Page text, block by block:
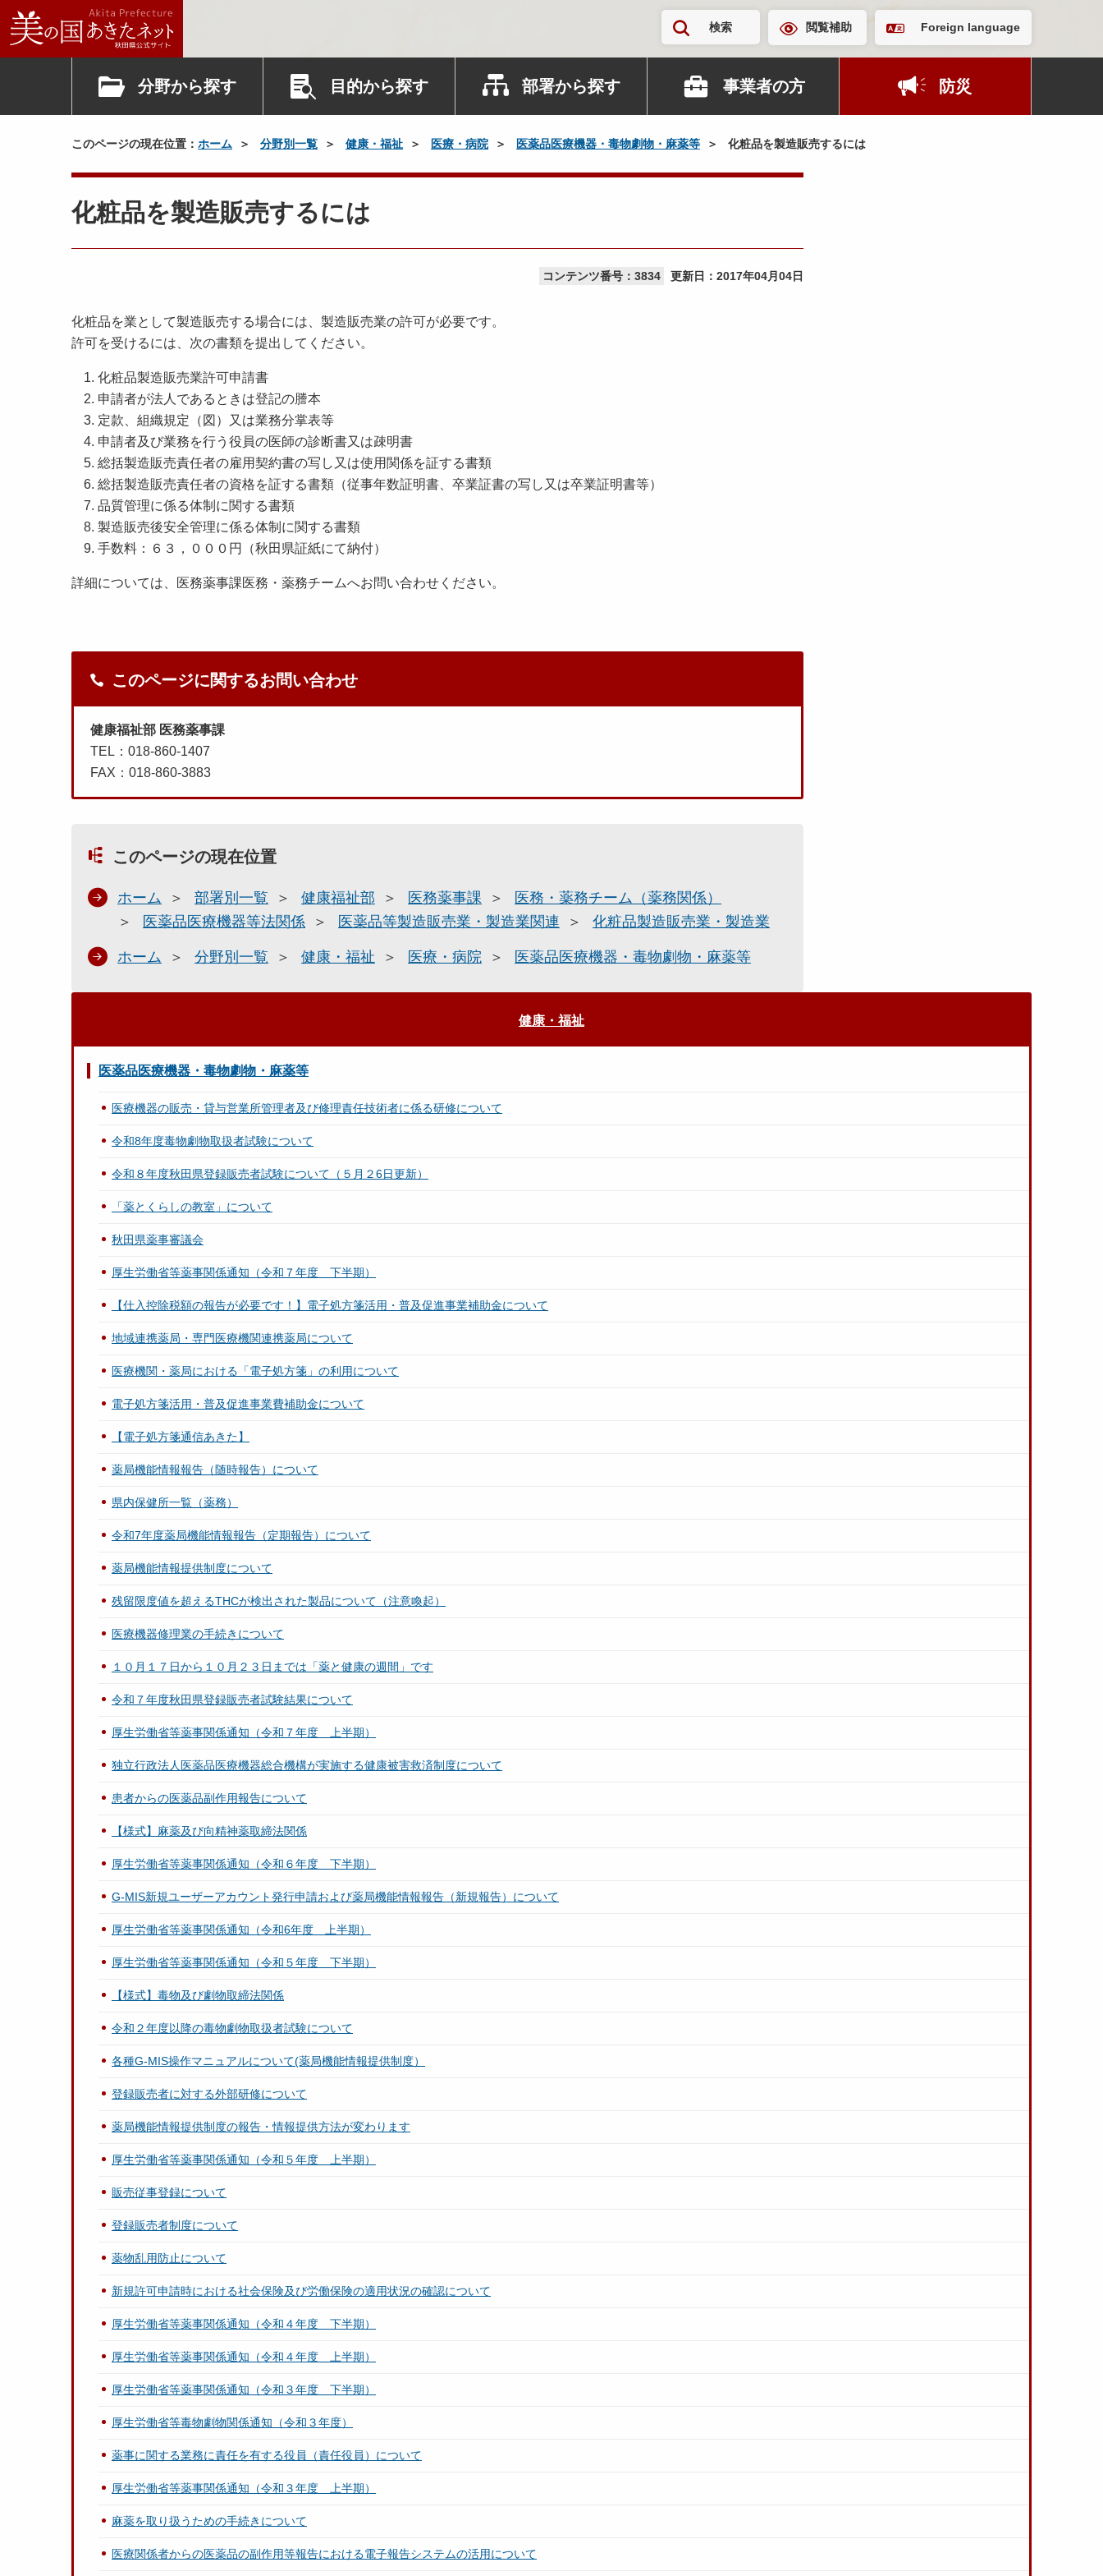
検索 閲覧補助 Foreign language
分野から探す 目的から探す 部署から探す 事業者の方 防災
このページの現在位置： ホーム 分野別一覧 健康・福祉 医療・病院 医薬品医療機器・毒物劇物・麻薬等 化粧品を製造販売するには
化粧品を製造販売するには
コンテンツ番号：3834 更新日： 2017年04月04日
化粧品を業として製造販売する場合には、製造販売業の許可が必要です。
許可を受けるには、次の書類を提出してください。
化粧品製造販売業許可申請書
申請者が法人であるときは登記の謄本
定款、組織規定（図）又は業務分掌表等
申請者及び業務を行う役員の医師の診断書又は疎明書
総括製造販売責任者の雇用契約書の写し又は使用関係を証する書類
総括製造販売責任者の資格を証する書類（従事年数証明書、卒業証書の写し又は卒業証明書等）
品質管理に係る体制に関する書類
製造販売後安全管理に係る体制に関する書類
手数料：６３，０００円（秋田県証紙にて納付）
詳細については、医務薬事課医務・薬務チームへお問い合わせください。
このページに関するお問い合わせ
健康福祉部 医務薬事課
TEL：018-860-1407
FAX：018-860-3883
このページの現在位置
ホーム 部署別一覧 健康福祉部 医務薬事課
医務・薬務チーム（薬務関係）
医薬品医療機器等法関係
医薬品等製造販売業・製造業関連 化粧品製造販売業・製造業
ホーム 分野別一覧 健康・福祉 医療・病院 医薬品医療機器・毒物劇物・麻薬等
健康・福祉
医薬品医療機器・毒物劇物・麻薬等
医療機器の販売・貸与営業所管理者及び修理責任技術者に係る研修について
令和8年度毒物劇物取扱者試験について
令和８年度秋田県登録販売者試験について（５月２6日更新）
「薬とくらしの教室」について
秋田県薬事審議会
厚生労働省等薬事関係通知（令和７年度 下半期）
【仕入控除税額の報告が必要です！】電子処方箋活用・普及促進事業補助金について
地域連携薬局・専門医療機関連携薬局について
医療機関・薬局における「電子処方箋」の利用について
電子処方箋活用・普及促進事業費補助金について
【電子処方箋通信あきた】
薬局機能情報報告（随時報告）について
県内保健所一覧（薬務）
令和7年度薬局機能情報報告（定期報告）について
薬局機能情報提供制度について
残留限度値を超えるTHCが検出された製品について（注意喚起）
医療機器修理業の手続きについて
１０月１７日から１０月２３日までは「薬と健康の週間」です
令和７年度秋田県登録販売者試験結果について
厚生労働省等薬事関係通知（令和７年度 上半期）
独立行政法人医薬品医療機器総合機構が実施する健康被害救済制度について
患者からの医薬品副作用報告について
【様式】麻薬及び向精神薬取締法関係
厚生労働省等薬事関係通知（令和６年度 下半期）
G-MIS新規ユーザーアカウント発行申請および薬局機能情報報告（新規報告）について
厚生労働省等薬事関係通知（令和6年度 上半期）
厚生労働省等薬事関係通知（令和５年度 下半期）
【様式】毒物及び劇物取締法関係
令和２年度以降の毒物劇物取扱者試験について
各種G-MIS操作マニュアルについて(薬局機能情報提供制度）
登録販売者に対する外部研修について
薬局機能情報提供制度の報告・情報提供方法が変わります
厚生労働省等薬事関係通知（令和５年度 上半期）
販売従事登録について
登録販売者制度について
薬物乱用防止について
新規許可申請時における社会保険及び労働保険の適用状況の確認について
厚生労働省等薬事関係通知（令和４年度 下半期）
厚生労働省等薬事関係通知（令和４年度 上半期）
厚生労働省等薬事関係通知（令和３年度 下半期）
厚生労働省等毒物劇物関係通知（令和３年度）
薬事に関する業務に責任を有する役員（責任役員）について
厚生労働省等薬事関係通知（令和３年度 上半期）
麻薬を取り扱うための手続きについて
医療関係者からの医薬品の副作用等報告における電子報告システムの活用について